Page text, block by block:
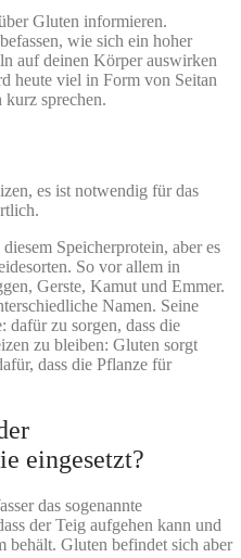
Gluten informieren.
wie sich ein hoher
auf deinen Körper auswirken
heute viel in Form von Seitan
kurz sprechen.
es ist notwendig für das
Speicherprotein, aber es
So vor allem in
Gerste, Kamut und Emmer.
Namen. Seine
dafür zu sorgen, dass die
zu bleiben: Gluten sorgt
dass die Pflanze für
eingesetzt?
das sogenannte
der Teig aufgehen kann und
behält. Gluten befindet sich aber